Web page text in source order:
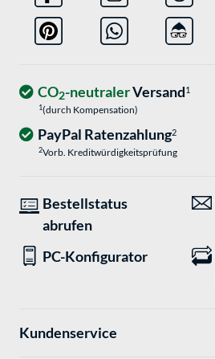
CO2-neutralerVersand1
1(durch Kompensation)
PayPal Ratenzahlung2
2Vorb. Kreditwürdigkeitsprüfung
Bestellstatus
abrufen
PC-Konfigurator
Kundenservice